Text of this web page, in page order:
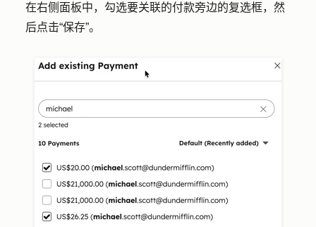
在右侧面板中，勾选要关联的付款旁边的复选框，然
后点击“保存”。